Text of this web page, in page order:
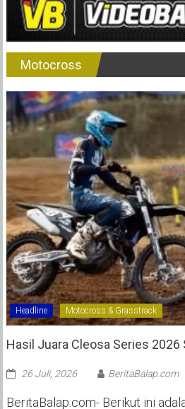
Motocross
Headline Motocross & Grasstrack
Hasil Juara Cleosa Series 2026
26 Juli, 2026 BeritaBalap.com
BeritaBalap.com- Berikut ini